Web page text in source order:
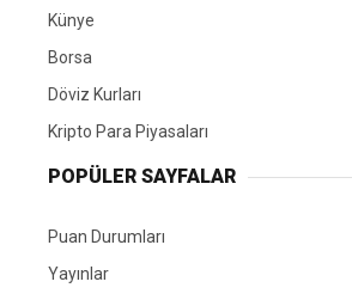
Künye
Borsa
Döviz Kurları
Kripto Para Piyasaları
POPÜLER SAYFALAR
Puan Durumları
Yayınlar